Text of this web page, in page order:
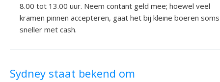
8.00 tot 13.00 uur. Neem contant geld mee; hoewel veel
kramen pinnen accepteren, gaat het bij kleine boeren soms
sneller met cash.
Sydney staat bekend om